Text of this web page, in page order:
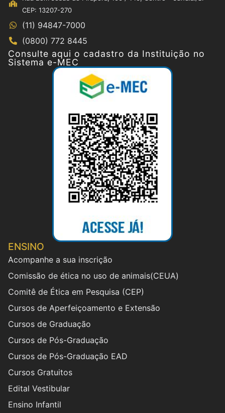
CEP: 13207-270
(11) 94847-7000
(0800) 772 8445
Consulte aqui o cadastro da Instituição no
Sistema e-MEC
ENSINO
Acompanhe a sua inscrição
Comissão de ética no uso de animais(CEUA)
Comitê de Ética em Pesquisa (CEP)
Cursos de Aperfeiçoamento e Extensão
Cursos de Graduação
Cursos de Pós-Graduação
Cursos de Pós-Graduação EAD
Cursos Gratuitos
Edital Vestibular
Ensino Infantil